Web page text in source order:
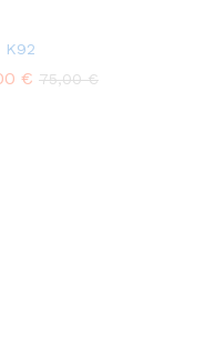
K92
€ 75,00€